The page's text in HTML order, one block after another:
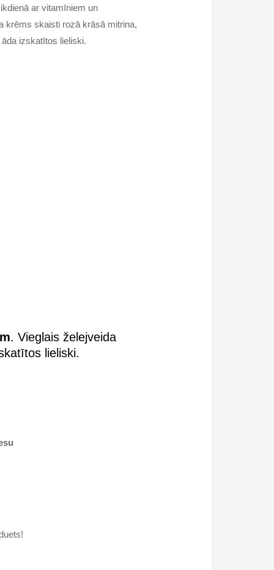
ar vitamīniem un
krēms skaisti rozā krāsā mitrina,
izskatītos lieliski.
. Vieglais želejveida
lieliski.